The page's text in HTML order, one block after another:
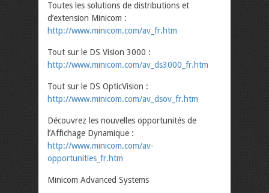
Toutes les solutions de distributions et
d’extension Minicom :
http://www.minicom.com/av_fr.htm
Tout sur le DS Vision 3000 :
http://www.minicom.com/av_ds3000_fr.htm
Tout sur le DS OpticVision :
http://www.minicom.com/av_dsov_fr.htm
Découvrez les nouvelles opportunités de
l’Affichage Dynamique :
http://www.minicom.com/av-
opportunities_fr.htm
Minicom Advanced Systems